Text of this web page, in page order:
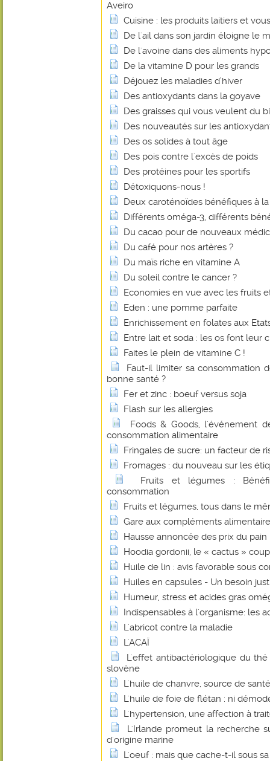
Aveiro
Cuisine : les produits laitiers et vous
De l'ail dans son jardin éloigne le
De l'avoine dans des aliments
De la vitamine D pour les grands
Déjouez les maladies d’hiver
Des antioxydants dans la goyave
Des graisses qui vous veulent du
Des nouveautés sur les
Des os solides à tout âge
Des pois contre l'excès de poids
Des protéines pour les sportifs
Détoxiquons-nous !
Deux caroténoïdes bénéfiques à
Différents oméga-3, différents
Du cacao pour de nouveaux
Du café pour nos artères ?
Du maïs riche en vitamine A
Du soleil contre le cancer ?
Economies en vue avec les fruits
Eden : une pomme parfaite
Enrichissement en folates aux
Entre lait et soda : les os font leur
Faites le plein de vitamine C !
Faut-il limiter sa consommation
bonne santé ?
Fer et zinc : boeuf versus soja
Flash sur les allergies
Foods & Goods, l'événement
consommation alimentaire
Fringales de sucre: un facteur de
Fromages : du nouveau sur les
Fruits et légumes :
consommation
Fruits et légumes, tous dans le
Gare aux compléments
Hausse annoncée des prix du pain
Hoodia gordonii, le « cactus »
Huile de lin : avis favorable sous
Huiles en capsules - Un besoin
Humeur, stress et acides gras
Indispensables à l'organisme: les
L'abricot contre la maladie
L'ACAÏ
L'effet antibactériologique du
slovène
L'huile de chanvre, source de
L'huile de foie de flétan : ni
L'hypertension, une affection à
L'Irlande promeut la recherche
d'origine marine
L'oeuf : mais que cache-t-il sous